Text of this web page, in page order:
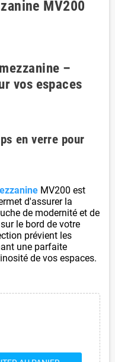
MV200
–
vos espaces
en verre pour
MV200 est
d'assurer la
de modernité et de
le bord de votre
prévient les
une parfaite
de vos espaces.